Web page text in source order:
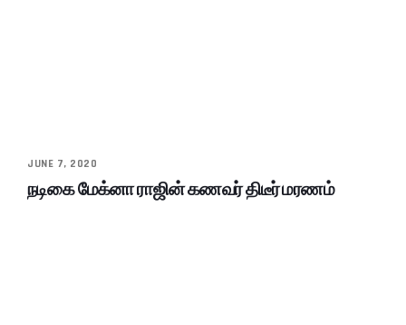
JUNE 7, 2020
நடிகை மேக்னா ராஜின் கணவர் திடீர் மரணம்